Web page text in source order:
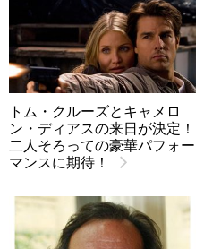
トム・クルーズとキャメロ
ン・ディアスの来日が決定！
二人そろっての豪華パフォー
マンスに期待！